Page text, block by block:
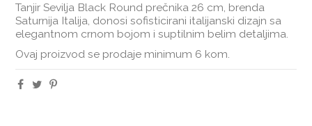
Tanjir Sevilja Black Round prečnika 26 cm, brenda
Saturnija Italija, donosi sofisticirani italijanski dizajn sa
elegantnom crnom bojom i suptilnim belim detaljima.
Ovaj proizvod se prodaje minimum 6 kom.